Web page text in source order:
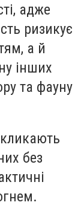
адже
ризикує
а й
інших
та фауну
без